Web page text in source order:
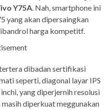
Y75A. Nah, smartphone ini
yang akan dipersaingkan
harga kompetitf.
dibadan sertifikasi
seperti, diagonal layar IPS
inchi, yang diperjernih resolusi
diperkuat meggunakan